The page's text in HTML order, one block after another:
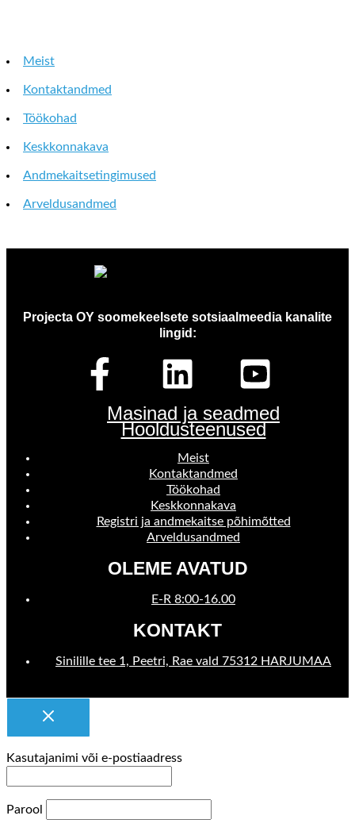
Meist
Kontaktandmed
Töökohad
Keskkonnakava
Andmekaitsetingimused
Arveldusandmed
Projecta OY soomekeelsete sotsiaalmeedia kanalite
lingid:
Masinad ja seadmed
Hooldusteenused
Meist
Kontaktandmed
Töökohad
Keskkonnakava
Registri ja andmekaitse põhimõtted
Arveldusandmed
OLEME AVATUD
E-R 8:00-16.00
KONTAKT
Sinilille tee 1, Peetri, Rae vald 75312 HARJUMAA
Kasutajanimi või e-postiaadress
Parool